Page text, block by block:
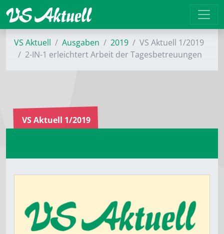
VS Aktuell Ausgaben 2019
VS Aktuell 1/2019
2-IN-1 ­erleichtert Arbeit der Tagesbetreuungen
VS Aktuell 1/2019